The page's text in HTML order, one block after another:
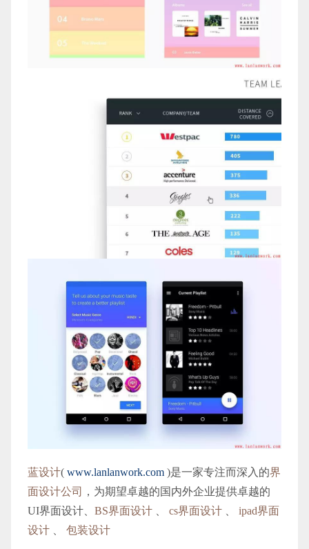
蓝设计( www.lanlanwork.com )是一家专注而深入的界
面设计公司
，为期望卓越的国内外企业提供卓越的
UI界面设计、 BS界面设计 cs界面设计
ipad界面
设计
包装设计